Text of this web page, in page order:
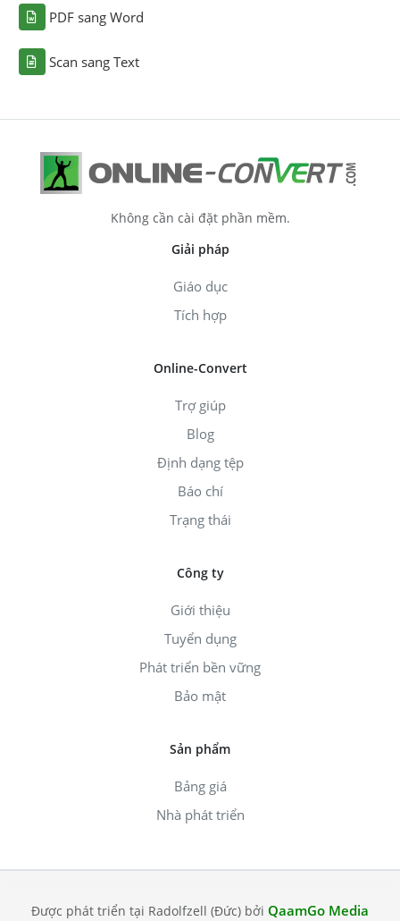
PDF sang Word
Scan sang Text
Không cần cài đặt phần mềm.
Giải pháp
Giáo dục
Tích hợp
Online-Convert
Trợ giúp
Blog
Định dạng tệp
Báo chí
Trạng thái
Công ty
Giới thiệu
Tuyển dụng
Phát triển bền vững
Bảo mật
Sản phẩm
Bảng giá
Nhà phát triển
Được phát triển tại Radolfzell (Đức) bởi QaamGo Media